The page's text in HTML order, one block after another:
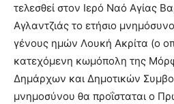
τελεσθεί στον Ιερό Ναό Αγίας
Αγλαντζιάς το ετήσιο
γένους ημών Λουκή Ακρίτα (ο
κατεχόμενη κωμόπολη της
Δημάρχων και Δημοτικών
μνημοσύνου θα προΐσταται ο